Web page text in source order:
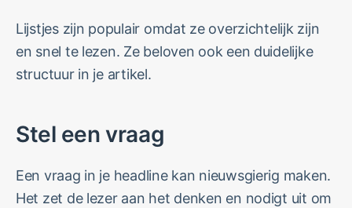
Lijstjes zijn populair omdat ze overzichtelijk zijn
en snel te lezen. Ze beloven ook een duidelijke
structuur in je artikel.
Stel een vraag
Een vraag in je headline kan nieuwsgierig maken.
Het zet de lezer aan het denken en nodigt uit om